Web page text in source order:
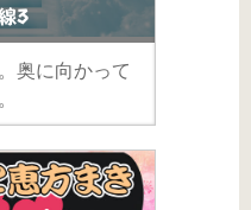
3
奥に向かって